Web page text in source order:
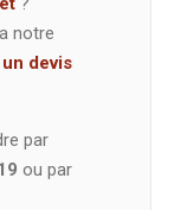
notre
devis
par
ou par